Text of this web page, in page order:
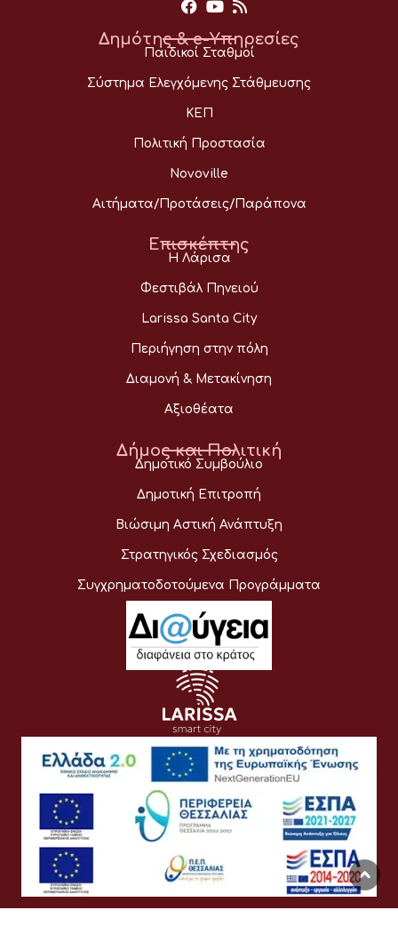
Δημότης & e-Υπηρεσίες
Παιδικοί Σταθμοί
Σύστημα Ελεγχόμενης Στάθμευσης
ΚΕΠ
Πολιτική Προστασία
Novoville
Αιτήματα/Προτάσεις/Παράπονα
Επισκέπτης
Η Λάρισα
Φεστιβάλ Πηνειού
Larissa Santa City
Περιήγηση στην πόλη
Διαμονή & Μετακίνηση
Αξιοθέατα
Δήμος και Πολιτική
Δημοτικό Συμβούλιο
Δημοτική Επιτροπή
Βιώσιμη Αστική Ανάπτυξη
Στρατηγικός Σχεδιασμός
Συγχρηματοδοτούμενα Προγράμματα